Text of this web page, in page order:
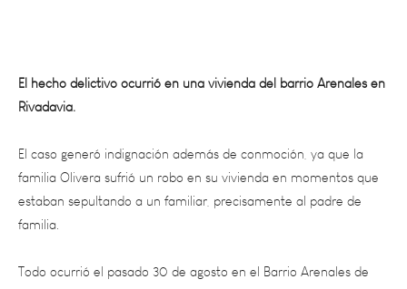
Rivadavia.
El caso generó indignación además de conmoción, ya que la
familia Olivera sufrió un robo en su vivienda en momentos que
estaban sepultando a un familiar, precisamente al padre de
familia.
Todo ocurrió el pasado 30 de agosto en el Barrio Arenales de
Rivadavia, alrededor de las 12.30 horas, en la vivienda del